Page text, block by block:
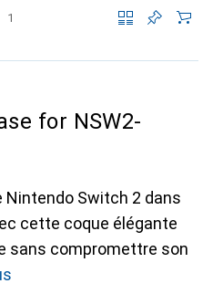
1
for NSW2-
Switch 2 dans
cette coque élégante
sans compromettre son